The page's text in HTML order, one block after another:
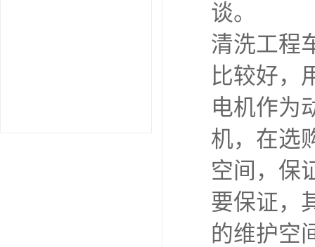
谈。
清洗工程
比较好，
电机作为
机，在选
空间，保
要保证，
的维护空